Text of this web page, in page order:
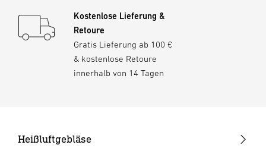
Kostenlose Lieferung &
Retoure
Gratis Lieferung ab 100 €
& kostenlose Retoure
innerhalb von 14 Tagen
Heißluftgebläse